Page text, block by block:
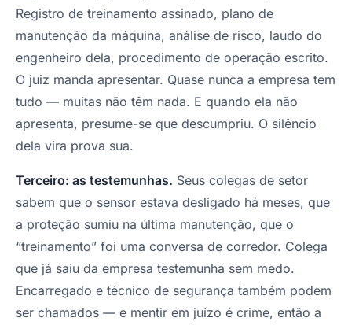
Registro de treinamento assinado, plano de
manutenção da máquina, análise de risco, laudo do
engenheiro dela, procedimento de operação escrito.
O juiz manda apresentar. Quase nunca a empresa tem
tudo — muitas não têm nada. E quando ela não
apresenta, presume-se que descumpriu. O silêncio
dela vira prova sua.
Terceiro: as testemunhas. Seus colegas de setor
sabem que o sensor estava desligado há meses, que
a proteção sumiu na última manutenção, que o
“treinamento” foi uma conversa de corredor. Colega
que já saiu da empresa testemunha sem medo.
Encarregado e técnico de segurança também podem
ser chamados — e mentir em juízo é crime, então a